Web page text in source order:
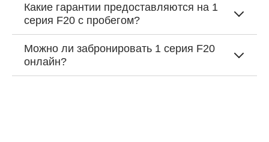
Какие гарантии предоставляются на 1
серия F20 с пробегом?
Можно ли забронировать 1 серия F20
онлайн?